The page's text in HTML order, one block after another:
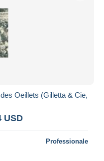
Oeillets (Gilletta & Cie,
USD
Professionale